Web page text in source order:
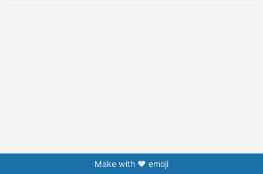
Make with ❤️ emoji